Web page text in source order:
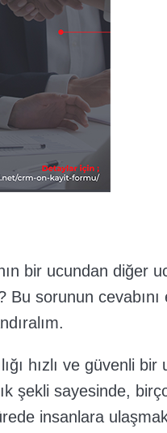
bir ucundan diğer
Bu sorunun cevabını
hızlı ve güvenli bir
şekli sayesinde,
insanlara